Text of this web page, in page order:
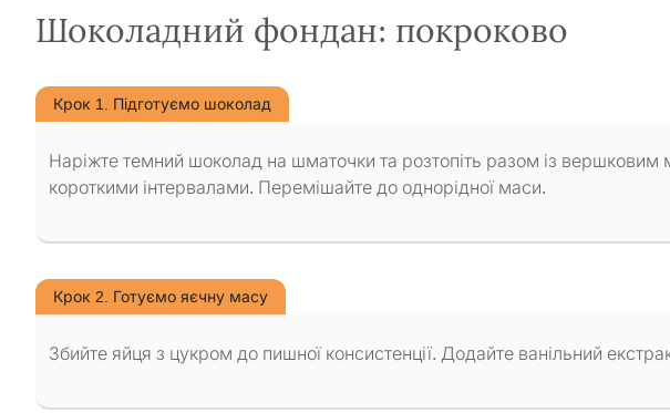
Шоколадний фондан: покроково
Крок 1. Підготуємо шоколад
Наріжте темний шоколад на шматочки та розтопіть разом із вершковим
короткими інтервалами. Перемішайте до однорідної маси.
Крок 2. Готуємо яєчну масу
Збийте яйця з цукром до пишної консистенції. Додайте ванільний